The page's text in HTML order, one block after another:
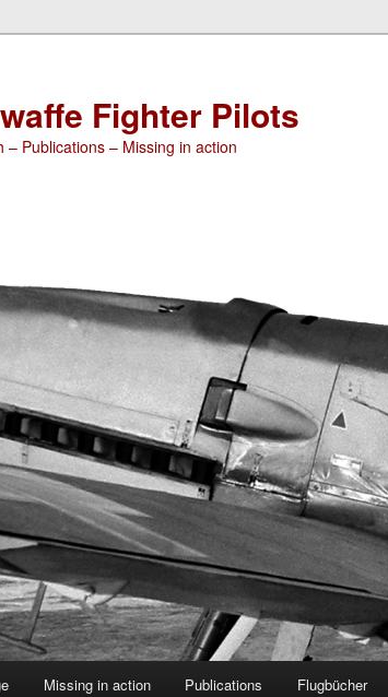
Fighter Pilots
– Publications – Missing in action
Missing in action Publications Flugbücher